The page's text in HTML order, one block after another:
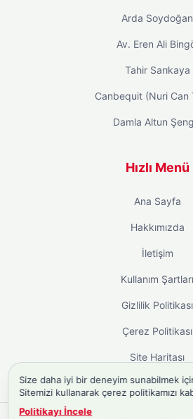
Arda Soydoğan
Av. Eren Ali
Tahir Sarıkaya
Canbequit (Nuri Can
Damla Altun
Hızlı Menü
Ana Sayfa
Hakkımızda
İletişim
Kullanım Şartları
Gizlilik Politikası
Çerez Politikası
Site Haritası
Size daha iyi bir deneyim sunabilmek
Sitemizi kullanarak çerez politikamızı
Politikayı İncele